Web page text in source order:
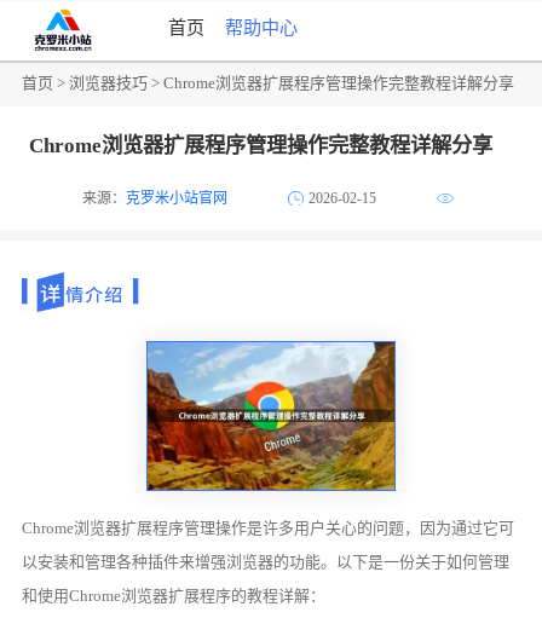
首页 帮助中心
首页 >浏览器技巧 > Chrome浏览器扩展程序管理操作完整教程详解分享
Chrome浏览器扩展程序管理操作完整教程详解分享
来源：克罗米小站官网 2026-02-15
Chrome浏览器扩展程序管理操作是许多用户关心的问题，因为通过它可
以安装和管理各种插件来增强浏览器的功能。以下是一份关于如何管理
和使用Chrome浏览器扩展程序的教程详解：